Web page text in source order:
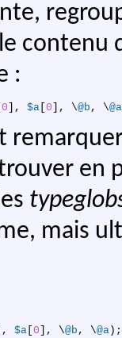
contenu
:
0 , $a 0 , \@b , \@a
en
mais
, $a 0 , \@b , \@a ) ;